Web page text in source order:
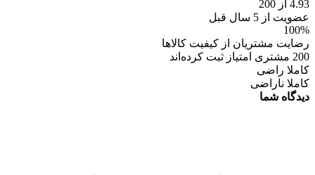
4.93 از 200
عضویت از 5 سال قبل
100%
رضایت مشتریان از کیفیت کالاها
200 مشتری امتیاز ثبت کرده‌اند
کاملا راضی
کاملا ناراضی
دیدگاه شما